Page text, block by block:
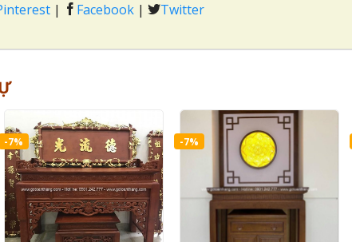
| Facebook | Twitter
-7% -7%